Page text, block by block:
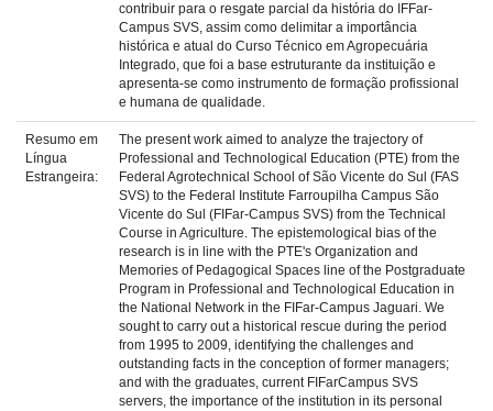
contribuir para o resgate parcial da história do IFFar-
Campus SVS, assim como delimitar a importância
histórica e atual do Curso Técnico em Agropecuária
Integrado, que foi a base estruturante da instituição e
apresenta-se como instrumento de formação profissional
e humana de qualidade.
Resumo em
Língua
Estrangeira:
The present work aimed to analyze the trajectory of
Professional and Technological Education (PTE) from the
Federal Agrotechnical School of São Vicente do Sul (FAS
SVS) to the Federal Institute Farroupilha Campus São
Vicente do Sul (FIFar-Campus SVS) from the Technical
Course in Agriculture. The epistemological bias of the
research is in line with the PTE's Organization and
Memories of Pedagogical Spaces line of the Postgraduate
Program in Professional and Technological Education in
the National Network in the FIFar-Campus Jaguari. We
sought to carry out a historical rescue during the period
from 1995 to 2009, identifying the challenges and
outstanding facts in the conception of former managers;
and with the graduates, current FIFarCampus SVS
servers, the importance of the institution in its personal